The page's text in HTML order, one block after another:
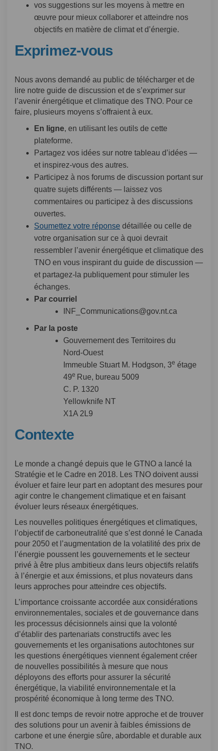
vos suggestions sur les moyens à mettre en
œuvre pour mieux collaborer et atteindre nos
objectifs en matière de climat et d’énergie.
Exprimez-vous
Nous avons demandé au public de télécharger et de
lire notre guide de discussion et de s’exprimer sur
l’avenir énergétique et climatique des TNO. Pour ce
faire, plusieurs moyens s’offraient à eux.
En ligne, en utilisant les outils de cette
plateforme.
Partagez vos idées sur notre tableau d’idées —
et inspirez-vous des autres.
Participez à nos forums de discussion portant sur
quatre sujets différents — laissez vos
commentaires ou participez à des discussions
ouvertes.
Soumettez votre réponse détaillée ou celle de
votre organisation sur ce à quoi devrait
ressembler l’avenir énergétique et climatique des
TNO en vous inspirant du guide de discussion —
et partagez-la publiquement pour stimuler les
échanges.
Par courriel
INF_Communications@gov.nt.ca
Par la poste
Gouvernement des Territoires du
Nord‑Ouest
Immeuble Stuart M. Hodgson, 3e étage
49e Rue, bureau 5009
C. P. 1320
Yellowknife NT
X1A 2L9
Contexte
Le monde a changé depuis que le GTNO a lancé la
Stratégie et le Cadre en 2018. Les TNO doivent aussi
évoluer et faire leur part en adoptant des mesures pour
agir contre le changement climatique et en faisant
évoluer leurs réseaux énergétiques.
Les nouvelles politiques énergétiques et climatiques,
l’objectif de carboneutralité que s’est donné le Canada
pour 2050 et l’augmentation de la volatilité des prix de
l’énergie poussent les gouvernements et le secteur
privé à être plus ambitieux dans leurs objectifs relatifs
à l’énergie et aux émissions, et plus novateurs dans
leurs approches pour atteindre ces objectifs.
L’importance croissante accordée aux considérations
environnementales, sociales et de gouvernance dans
les processus décisionnels ainsi que la volonté
d’établir des partenariats constructifs avec les
gouvernements et les organisations autochtones sur
les questions énergétiques viennent également créer
de nouvelles possibilités à mesure que nous
déployons des efforts pour assurer la sécurité
énergétique, la viabilité environnementale et la
prospérité économique à long terme des TNO.
Il est donc temps de revoir notre approche et de trouver
des solutions pour un avenir à faibles émissions de
carbone et une énergie sûre, abordable et durable aux
TNO.